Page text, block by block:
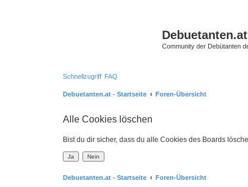
Debuetanten.at
Community der Debütanten
Schnellzugriff FAQ
Debuetanten.at - Startseite
Foren-Übersicht
Alle Cookies löschen
Bist du dir sicher, dass du alle Cookies des Boards
Debuetanten.at - Startseite Foren-Übersicht